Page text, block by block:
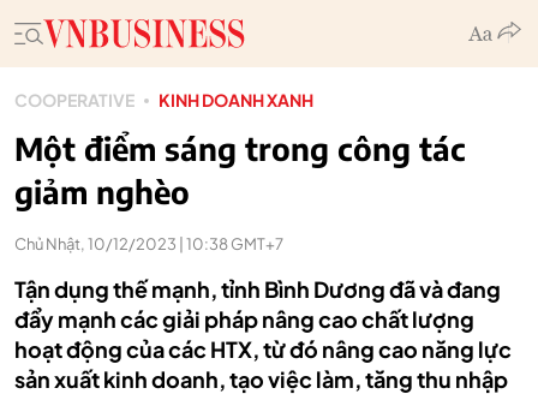
COOPERATIVE KINH DOANH XANH
Một điểm sáng trong công tác
giảm nghèo
Chủ Nhật, 10/12/2023 | 10:38 GMT+7
Tận dụng thế mạnh, tỉnh Bình Dương đã và đang
đẩy mạnh các giải pháp nâng cao chất lượng
hoạt động của các HTX, từ đó nâng cao năng lực
sản xuất kinh doanh, tạo việc làm, tăng thu nhập